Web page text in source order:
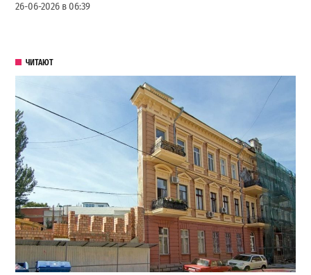
26-06-2026 в 06:39
ЧИТАЮТ